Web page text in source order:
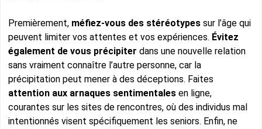
Premièrement, méfiez-vous des stéréotypes sur l’âge qui
peuvent limiter vos attentes et vos expériences. Évitez
également de vous précipiterdans une nouvelle relation
sans vraiment connaître l’autre personne, car la
précipitation peut mener à des déceptions. Faites
attention aux arnaques sentimentalesen ligne,
courantes sur les sites de rencontres, où des individus mal
intentionnés visent spécifiquement les seniors. Enfin, ne